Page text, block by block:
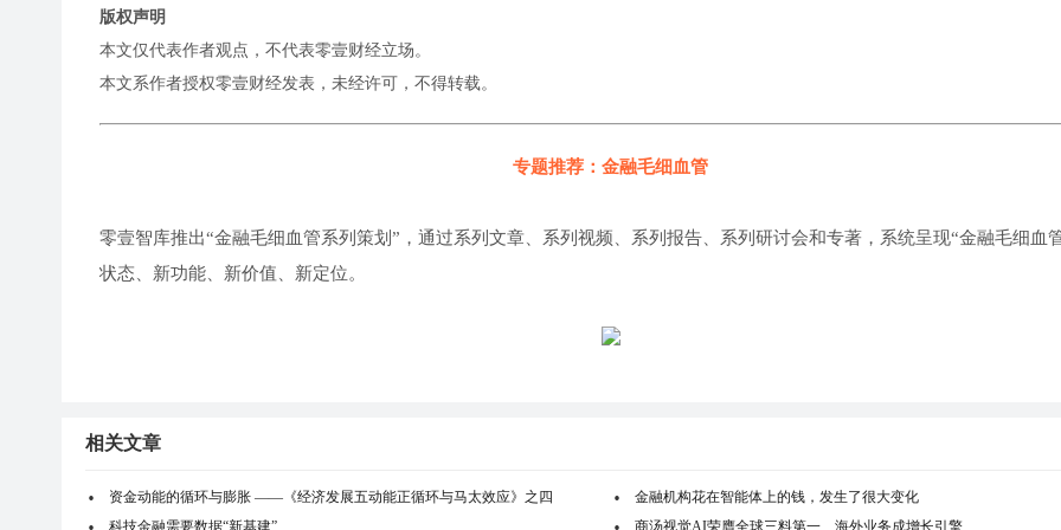
版权声明
本文仅代表作者观点，不代表零壹财经立场。
本文系作者授权零壹财经发表，未经许可，不得转载。
专题推荐：金融毛细血管
零壹智库推出“金融毛细血管系列策划”，通过系列文章、系列视频、系列报告、系列研讨会和专著，系统呈现“金融毛细血
状态、新功能、新价值、新定位。
相关文章
资金动能的循环与膨胀 ——《经济发展五动能正循环与马太效应》之四
金融机构花在智能体上的钱，发生了很大变化
科技金融需要数据“新基建”
商汤视觉AI荣膺全球三料第一 海外业务成增长引擎